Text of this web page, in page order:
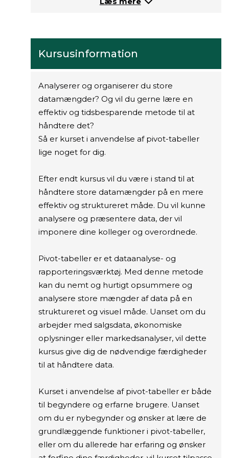
Kursusinformation
Analyserer og organiserer du store
datamængder? Og vil du gerne lære en
effektiv og tidsbesparende metode til at
håndtere det?
Så er kurset i anvendelse af pivot-tabeller
lige noget for dig.
Efter endt kursus vil du være i stand til at
håndtere store datamængder på en mere
effektiv og struktureret måde. Du vil kunne
analysere og præsentere data, der vil
imponere dine kolleger og overordnede.
Pivot-tabeller er et dataanalyse- og
rapporteringsværktøj. Med denne metode
kan du nemt og hurtigt opsummere og
analysere store mængder af data på en
struktureret og visuel måde. Uanset om du
arbejder med salgsdata, økonomiske
oplysninger eller markedsanalyser, vil dette
kursus give dig de nødvendige færdigheder
til at håndtere data.
Kurset i anvendelse af pivot-tabeller er både
til begyndere og erfarne brugere. Uanset
om du er nybegynder og ønsker at lære de
grundlæggende funktioner i pivot-tabeller,
eller om du allerede har erfaring og ønsker